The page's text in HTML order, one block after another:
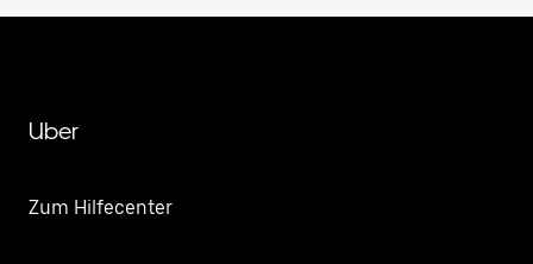
Uber
Zum Hilfecenter